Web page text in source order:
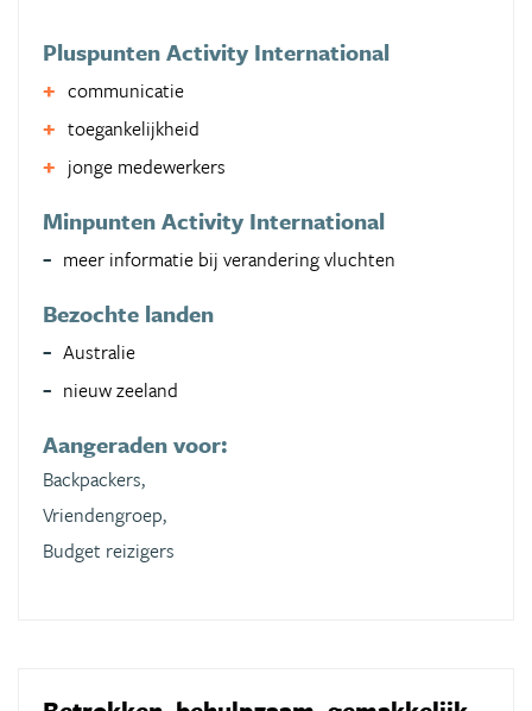
Pluspunten Activity International
communicatie
toegankelijkheid
jonge medewerkers
Minpunten Activity International
meer informatie bij verandering vluchten
Bezochte landen
Australie
nieuw zeeland
Aangeraden voor:
Backpackers,
Vriendengroep,
Budget reizigers